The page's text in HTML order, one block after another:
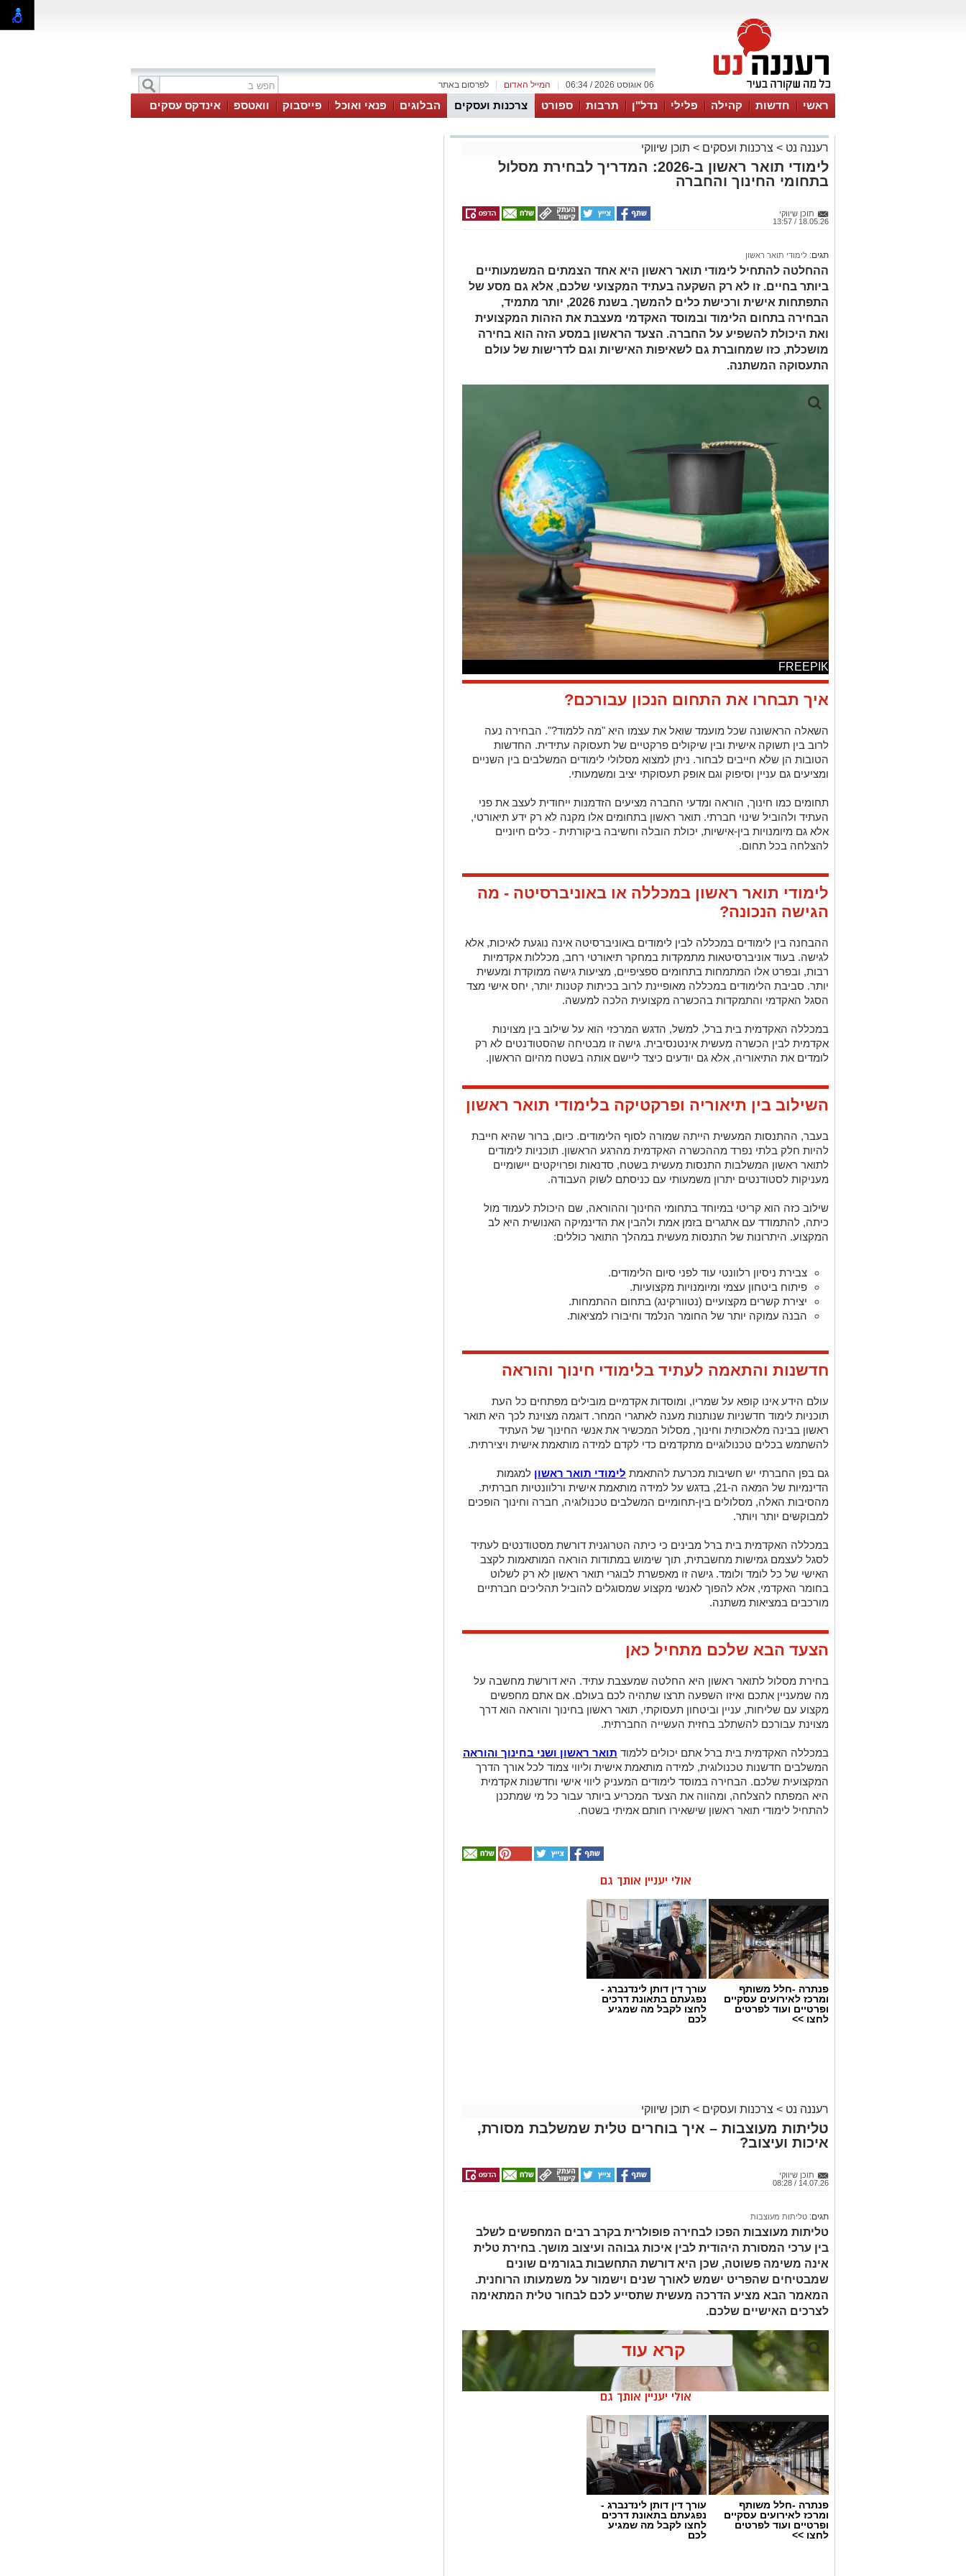
לפרסום באתר המייל האדום 06 אוגוסט 2026 / 06:34
ראשי חדשות קהילה פלילי נדל"ן תרבות ספורט צרכנות ועסקים הבלוגים פנאי ואוכל פייסבוק וואטספ אינדקס עסקים
רעננה נט > צרכנות ועסקים > תוכן שיווקי
לימודי תואר ראשון ב-2026: המדריך לבחירת מסלול
בתחומי החינוך והחברה
תוכן שיווקי
18.05.26 / 13:57
תגים: לימודי תואר ראשון
ההחלטה להתחיל לימודי תואר ראשון היא אחד הצמתים המשמעותיים
ביותר בחיים. זו לא רק השקעה בעתיד המקצועי שלכם, אלא גם מסע של
התפתחות אישית ורכישת כלים להמשך. בשנת 2026, יותר מתמיד,
הבחירה בתחום הלימוד ובמוסד האקדמי מעצבת את הזהות המקצועית
ואת היכולת להשפיע על החברה. הצעד הראשון במסע הזה הוא בחירה
מושכלת, כזו שמחוברת גם לשאיפות האישיות וגם לדרישות של עולם
התעסוקה המשתנה.
FREEPIK
איך תבחרו את התחום הנכון עבורכם?
השאלה הראשונה שכל מועמד שואל את עצמו היא "מה ללמוד?". הבחירה נעה
לרוב בין תשוקה אישית ובין שיקולים פרקטיים של תעסוקה עתידית. החדשות
הטובות הן שלא חייבים לבחור. ניתן למצוא מסלולי לימודים המשלבים בין השניים
ומציעים גם עניין וסיפוק וגם אופק תעסוקתי יציב ומשמעותי.
תחומים כמו חינוך, הוראה ומדעי החברה מציעים הזדמנות ייחודית לעצב את פני
העתיד ולהוביל שינוי חברתי. תואר ראשון בתחומים אלו מקנה לא רק ידע תיאורטי,
אלא גם מיומנויות בין-אישיות, יכולת הובלה וחשיבה ביקורתית - כלים חיוניים
להצלחה בכל תחום.
לימודי תואר ראשון במכללה או באוניברסיטה - מה
הגישה הנכונה?
ההבחנה בין לימודים במכללה לבין לימודים באוניברסיטה אינה נוגעת לאיכות, אלא
לגישה. בעוד אוניברסיטאות מתמקדות במחקר תיאורטי רחב, מכללות אקדמיות
רבות, ובפרט אלו המתמחות בתחומים ספציפיים, מציעות גישה ממוקדת ומעשית
יותר. סביבת הלימודים במכללה מאופיינת לרוב בכיתות קטנות יותר, יחס אישי מצד
הסגל האקדמי והתמקדות בהכשרה מקצועית הלכה למעשה.
במכללה האקדמית בית ברל, למשל, הדגש המרכזי הוא על שילוב בין מצוינות
אקדמית לבין הכשרה מעשית אינטנסיבית. גישה זו מבטיחה שהסטודנטים לא רק
לומדים את התיאוריה, אלא גם יודעים כיצד ליישם אותה בשטח מהיום הראשון.
השילוב בין תיאוריה ופרקטיקה בלימודי תואר ראשון
בעבר, ההתנסות המעשית הייתה שמורה לסוף הלימודים. כיום, ברור שהיא חייבת
להיות חלק בלתי נפרד מההכשרה האקדמית מהרגע הראשון. תוכניות לימודים
לתואר ראשון המשלבות התנסות מעשית בשטח, סדנאות ופרויקטים יישומיים
מעניקות לסטודנטים יתרון משמעותי עם כניסתם לשוק העבודה.
שילוב כזה הוא קריטי במיוחד בתחומי החינוך וההוראה, שם היכולת לעמוד מול
כיתה, להתמודד עם אתגרים בזמן אמת ולהבין את הדינמיקה האנושית היא לב
המקצוע. היתרונות של התנסות מעשית במהלך התואר כוללים:
צבירת ניסיון רלוונטי עוד לפני סיום הלימודים.
פיתוח ביטחון עצמי ומיומנויות מקצועיות.
יצירת קשרים מקצועיים (נטוורקינג) בתחום ההתמחות.
הבנה עמוקה יותר של החומר הנלמד וחיבורו למציאות.
חדשנות והתאמה לעתיד בלימודי חינוך והוראה
עולם הידע אינו קופא על שמריו, ומוסדות אקדמיים מובילים מפתחים כל העת
תוכניות לימוד חדשניות שנותנות מענה לאתגרי המחר. דוגמה מצוינת לכך היא תואר
ראשון בבינה מלאכותית וחינוך, מסלול המכשיר את אנשי החינוך של העתיד
להשתמש בכלים טכנולוגיים מתקדמים כדי לקדם למידה מותאמת אישית ויצירתית.
גם בפן החברתי יש חשיבות מכרעת להתאמת לימודי תואר ראשון למגמות
הדינמיות של המאה ה-21, בדגש על למידה מותאמת אישית ורלוונטיות חברתית.
מהסיבות האלה, מסלולים בין-תחומיים המשלבים טכנולוגיה, חברה וחינוך הופכים
למבוקשים יותר ויותר.
במכללה האקדמית בית ברל מבינים כי כיתה הטרוגנית דורשת מסטודנטים לעתיד
לסגל לעצמם גמישות מחשבתית, תוך שימוש במתודות הוראה המותאמות לקצב
האישי של כל לומד ולומד. גישה זו מאפשרת לבוגרי תואר ראשון לא רק לשלוט
בחומר האקדמי, אלא להפוך לאנשי מקצוע שמסוגלים להוביל תהליכים חברתיים
מורכבים במציאות משתנה.
הצעד הבא שלכם מתחיל כאן
בחירת מסלול לתואר ראשון היא החלטה שמעצבת עתיד. היא דורשת מחשבה על
מה שמעניין אתכם ואיזו השפעה תרצו שתהיה לכם בעולם. אם אתם מחפשים
מקצוע עם שליחות, עניין וביטחון תעסוקתי, תואר ראשון בחינוך והוראה הוא דרך
מצוינת עבורכם להשתלב בחזית העשייה החברתית.
במכללה האקדמית בית ברל אתם יכולים ללמוד תואר ראשון ושני בחינוך והוראה
המשלבים חדשנות טכנולוגית, למידה מותאמת אישית וליווי צמוד לכל אורך הדרך
המקצועית שלכם. הבחירה במוסד לימודים המעניק ליווי אישי וחדשנות אקדמית
היא המפתח להצלחה, ומהווה את הצעד המכריע ביותר עבור כל מי שמתכנן
להתחיל לימודי תואר ראשון שישאירו חותם אמיתי בשטח.
אולי יעניין אותך גם
פנתרה -חלל משותף
ומרכז לאירועים עסקיים
ופרטיים ועוד לפרטים
לחצו >>
עורך דין דותן לינדנברג -
נפגעתם בתאונת דרכים
לחצו לקבל מה שמגיע
לכם
רעננה נט > צרכנות ועסקים > תוכן שיווקי
טליתות מעוצבות – איך בוחרים טלית שמשלבת מסורת,
איכות ועיצוב?
תוכן שיווקי
14.07.26 / 08:28
תגים: טליתות מעוצבות
טליתות מעוצבות הפכו לבחירה פופולרית בקרב רבים המחפשים לשלב
בין ערכי המסורת היהודית לבין איכות גבוהה ועיצוב מושך. בחירת טלית
אינה משימה פשוטה, שכן היא דורשת התחשבות בגורמים שונים
שמבטיחים שהפריט ישמש לאורך שנים וישמור על משמעותו הרוחנית.
המאמר הבא מציע הדרכה מעשית שתסייע לכם לבחור טלית המתאימה
לצרכים האישיים שלכם.
קרא עוד
אולי יעניין אותך גם
פנתרה -חלל משותף
ומרכז לאירועים עסקיים
ופרטיים ועוד לפרטים
לחצו >>
עורך דין דותן לינדנברג -
נפגעתם בתאונת דרכים
לחצו לקבל מה שמגיע
לכם